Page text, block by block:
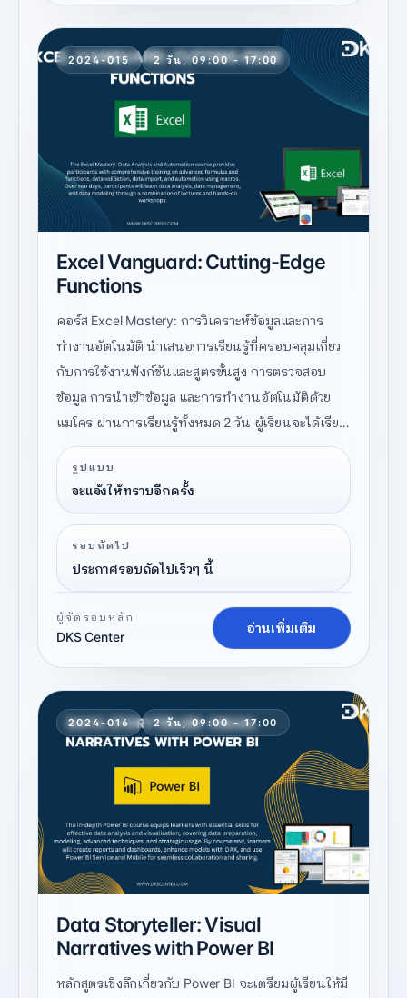
2024-015 2 วัน, 09:00 - 17:00
Excel Vanguard: Cutting-Edge
Functions
คอร์ส Excel Mastery: การวิเคราะห์ข้อมูลและการ
ทำงานอัตโนมัติ นำเสนอการเรียนรู้ที่ครอบคลุมเกี่ยว
กับการใช้งานฟังก์ชันและสูตรขั้นสูง การตรวจสอบ
ข้อมูล การนำเข้าข้อมูล และการทำงานอัตโนมัติด้วย
แมโคร ผ่านการเรียนรู้ทั้งหมด 2 วัน ผู้เรียนจะได้เรียน
รู้การวิเคราะห์ข้อมูล การจัดการข้อมูล และการสร้าง
แบบจำลองข้อมูล โดยผ่านการเรียนรู้ทั้งภาคทฤษฎี
และปฏิบัติในห้องเรียน
รูปแบบ
จะแจ้งให้ทราบอีกครั้ง
รอบถัดไป
ประกาศรอบถัดไปเร็วๆ นี้
ผู้จัดรอบหลัก
DKS Center
อ่านเพิ่มเติม
2024-016 2 วัน, 09:00 - 17:00
Data Storyteller: Visual
Narratives with Power BI
หลักสูตรเชิงลึกเกี่ยวกับ Power BI จะเตรียมผู้เรียนให้มี